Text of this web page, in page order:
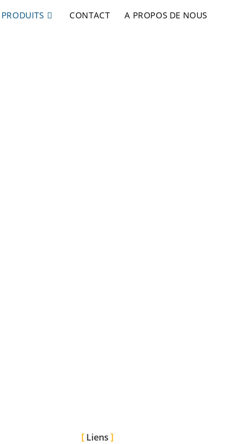
PRODUITS CONTACT A PROPOS DE NOUS
Liens